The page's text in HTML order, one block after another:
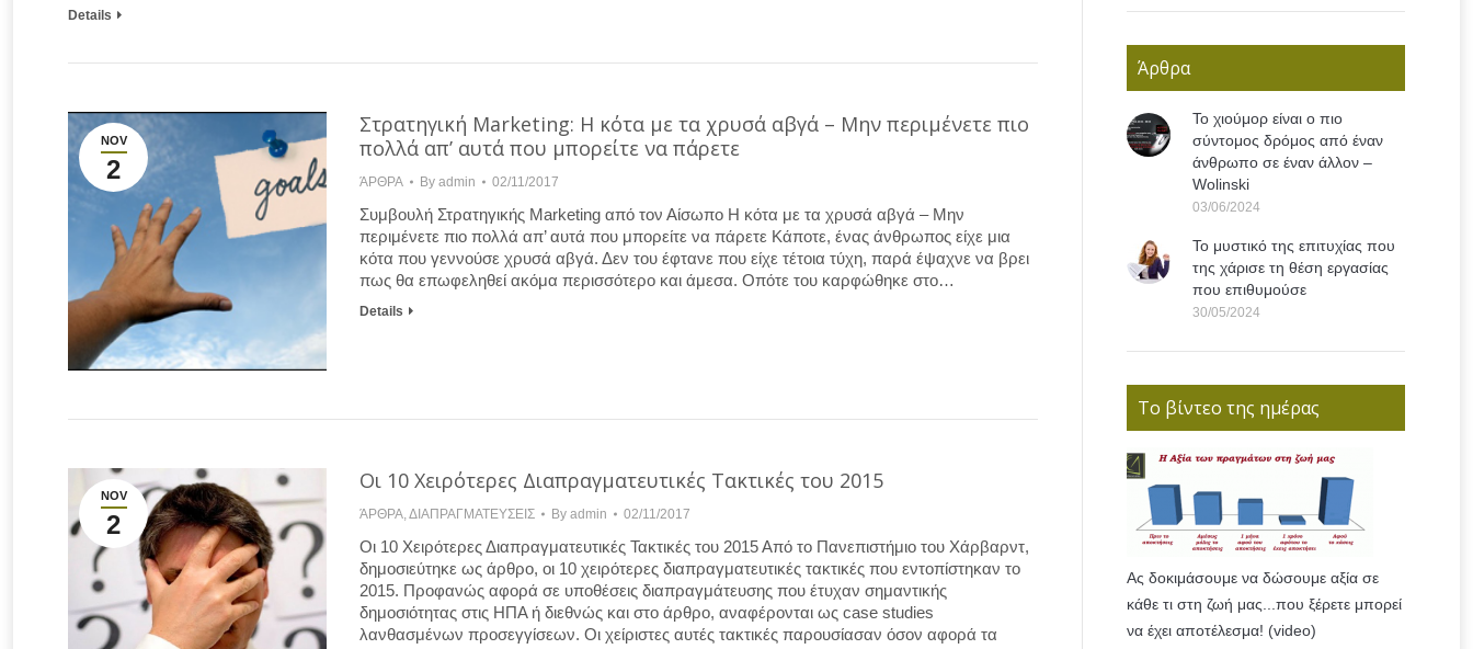
Details
NOV
2
Στρατηγική Marketing: Η κότα με τα χρυσά αβγά – Μην περιμένετε πιο
πολλά απ’ αυτά που μπορείτε να πάρετε
ΆΡΘΡΑ By admin 02/11/2017
Συμβουλή Στρατηγικής Marketing από τον Αίσωπο Η κότα με τα χρυσά αβγά – Μην
περιμένετε πιο πολλά απ’ αυτά που μπορείτε να πάρετε Κάποτε, ένας άνθρωπος είχε μια
κότα που γεννούσε χρυσά αβγά. Δεν του έφτανε που είχε τέτοια τύχη, παρά έψαχνε να βρει
πως θα επωφεληθεί ακόμα περισσότερο και άμεσα. Οπότε του καρφώθηκε στο…
Details
NOV
2
Οι 10 Χειρότερες Διαπραγματευτικές Τακτικές του 2015
ΆΡΘΡΑ, ΔΙΑΠΡΑΓΜΑΤΕΥΣΕΙΣ By admin 02/11/2017
Οι 10 Χειρότερες Διαπραγματευτικές Τακτικές του 2015 Από το Πανεπιστήμιο του Χάρβαρντ,
δημοσιεύτηκε ως άρθρο, οι 10 χειρότερες διαπραγματευτικές τακτικές που εντοπίστηκαν το
2015. Προφανώς αφορά σε υποθέσεις διαπραγμάτευσης που έτυχαν σημαντικής
δημοσιότητας στις ΗΠΑ ή διεθνώς και στο άρθρο, αναφέρονται ως case studies
λανθασμένων προσεγγίσεων. Οι χείριστες αυτές τακτικές παρουσίασαν όσον αφορά τα
Άρθρα
Το χιούμορ είναι ο πιο
σύντομος δρόμος από έναν
άνθρωπο σε έναν άλλον –
Wolinski
03/06/2024
Το μυστικό της επιτυχίας που
της χάρισε τη θέση εργασίας
που επιθυμούσε
30/05/2024
Το βίντεο της ημέρας
Ας δοκιμάσουμε να δώσουμε αξία σε
κάθε τι στη ζωή μας...που ξέρετε μπορεί
να έχει αποτέλεσμα! (video)